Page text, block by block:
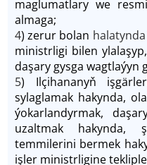
maglumatlary we
almaga;
4) zerur bolan halatynda
ministrligi bilen
daşary gysga wagtlaýyn
5) Ilçihananyň
sylaglamak hakynda,
ýokarlandyrmak,
uzaltmak hakynda,
temmilerini bermek
işler ministrligine